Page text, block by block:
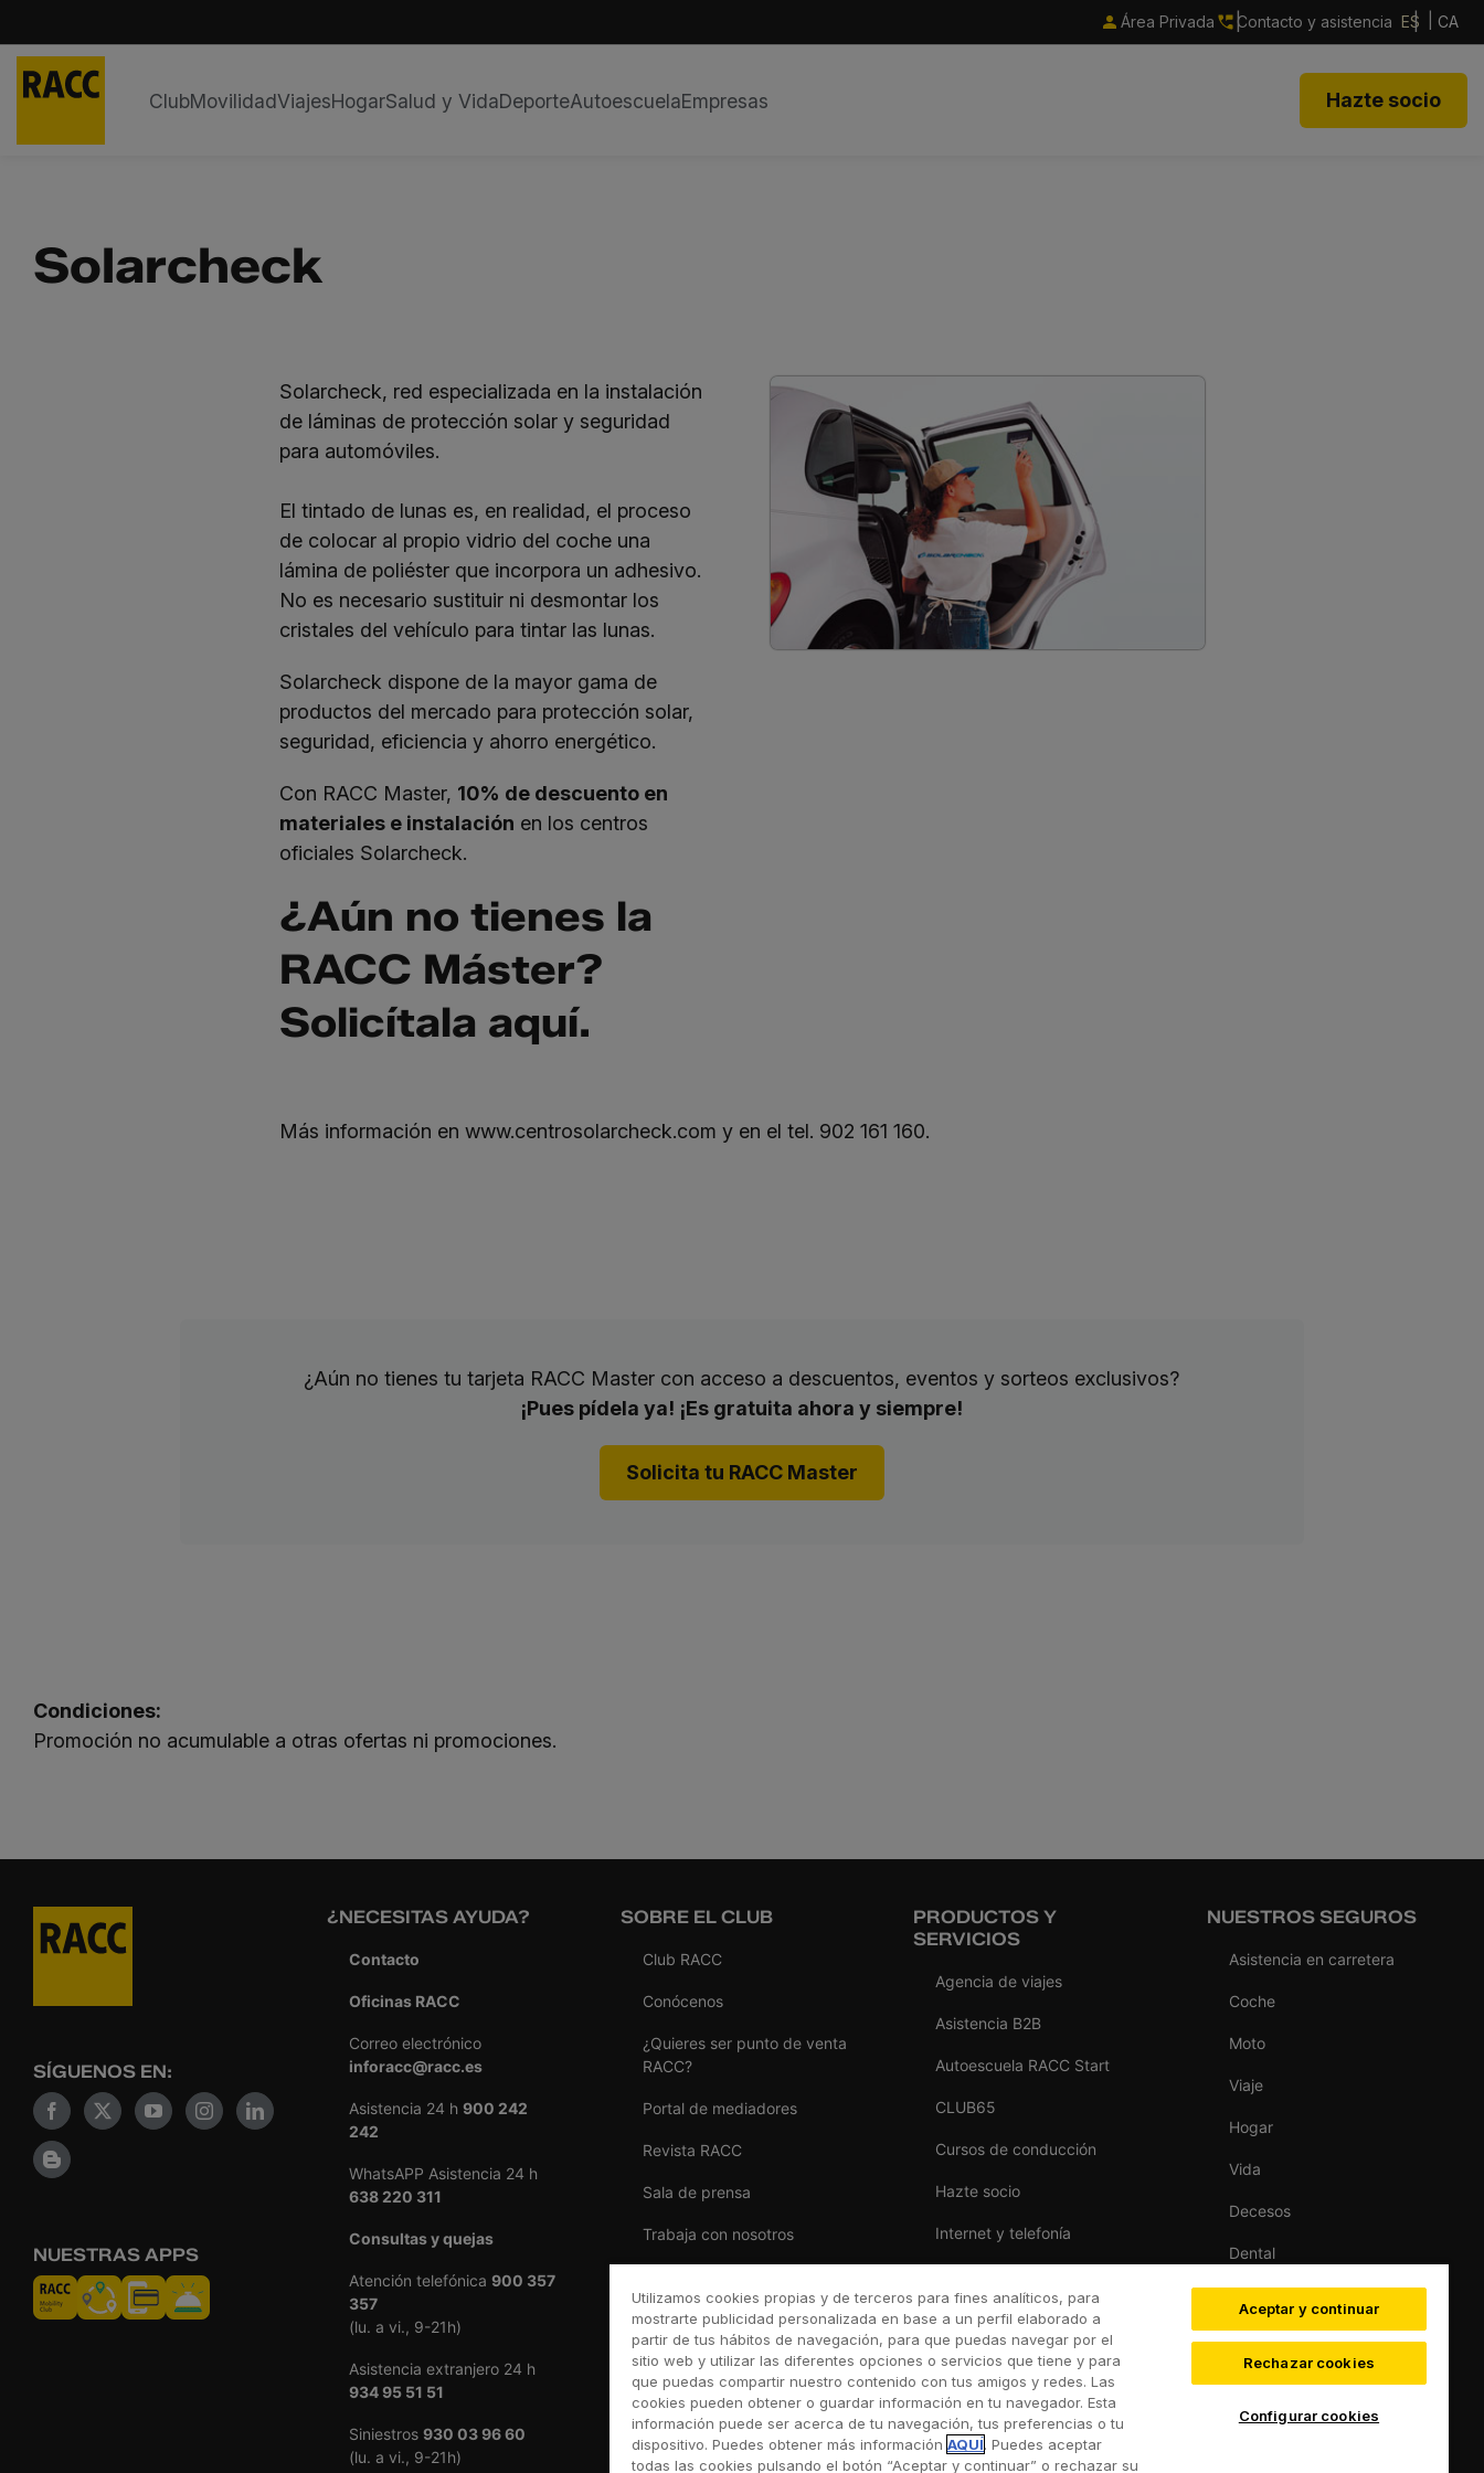
Área Privada Contacto y asistencia ES CA
ClubMovilidadViajesHogarSalud y VidaDeporteAutoescuelaEmpresas Hazte socio
Solarcheck
Solarcheck, red especializada en la instalación
de láminas de protección solar y seguridad
para automóviles.
El tintado de lunas es, en realidad, el proceso
de colocar al propio vidrio del coche una
lámina de poliéster que incorpora un adhesivo.
No es necesario sustituir ni desmontar los
cristales del vehículo para tintar las lunas.
Solarcheck dispone de la mayor gama de
productos del mercado para protección solar,
seguridad, eficiencia y ahorro energético.
Con RACC Master, 10% de descuento en
materiales e instalación en los centros
oficiales Solarcheck.
¿Aún no tienes la
RACC Máster?
Solicítala aquí.
Más información en www.centrosolarcheck.com y en el tel. 902 161 160.
¿Aún no tienes tu tarjeta RACC Master con acceso a descuentos, eventos y sorteos exclusivos?
¡Pues pídela ya! ¡Es gratuita ahora y siempre!
Solicita tu RACC Master
Condiciones:
Promoción no acumulable a otras ofertas ni promociones.
SÍGUENOS EN:
NUESTRAS APPS
¿NECESITAS AYUDA?
Contacto
Oficinas RACC
Correo electrónico
inforacc@racc.es
Asistencia 24 h 900 242
242
WhatsAPP Asistencia 24 h
638 220 311
Consultas y quejas
Atención telefónica 900 357
357
(lu. a vi., 9-21h)
Asistencia extranjero 24 h
934 95 51 51
Siniestros 930 03 96 60
(lu. a vi., 9-21h)
SOBRE EL CLUB
Club RACC
Conócenos
¿Quieres ser punto de venta
RACC?
Portal de mediadores
Revista RACC
Sala de prensa
Trabaja con nosotros
PRODUCTOS Y
SERVICIOS
Agencia de viajes
Asistencia B2B
Autoescuela RACC Start
CLUB65
Cursos de conducción
Hazte socio
Internet y telefonía
Seguros
Taller RACC Auto
Venta de coches
NUESTROS SEGUROS
Asistencia en carretera
Coche
Moto
Viaje
Hogar
Vida
Decesos
Dental
Esquí
Utilizamos cookies propias y de terceros para fines analíticos, para
mostrarte publicidad personalizada en base a un perfil elaborado a
partir de tus hábitos de navegación, para que puedas navegar por el
sitio web y utilizar las diferentes opciones o servicios que tiene y para
que puedas compartir nuestro contenido con tus amigos y redes. Las
cookies pueden obtener o guardar información en tu navegador. Esta
información puede ser acerca de tu navegación, tus preferencias o tu
dispositivo. Puedes obtener más información AQUÍ. Puedes aceptar
todas las cookies pulsando el botón “Aceptar y continuar” o rechazar su
Aceptar y continuar
Rechazar cookies
Configurar cookies